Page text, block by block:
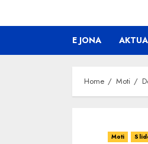
E JONA
Home Moti
Moti